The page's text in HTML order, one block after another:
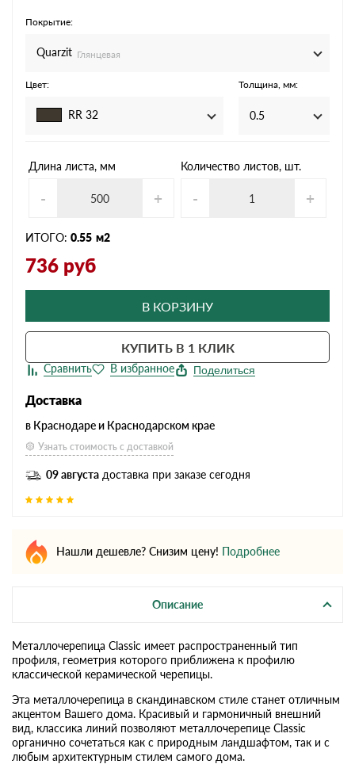
Покрытие:
Quarzit Глянцевая
Цвет:
RR 32
Толщина, мм:
0.5
Длина листа, мм
- +
Количество листов, шт.
- +
ИТОГО: 0.55 м2
736 руб
В КОРЗИНУ
КУПИТЬ В 1 КЛИК
Поделиться
Доставка
в Краснодаре и Краснодарском крае
Узнать стоимость с доставкой
09 августа доставка при заказе сегодня
Нашли дешевле? Снизим цену! Подробнее
Описание
Металлочерепица Classic имеет распространенный тип
профиля, геометрия которого приближена к профилю
классической керамической черепицы.
Эта металлочерепица в скандинавском стиле станет отличным
акцентом Вашего дома. Красивый и гармоничный внешний
вид, классика линий позволяют металлочерепице Classic
органично сочетаться как с природным ландшафтом, так и с
любым архитектурным стилем самого дома.